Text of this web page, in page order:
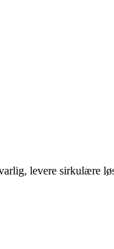
levere sirkulære